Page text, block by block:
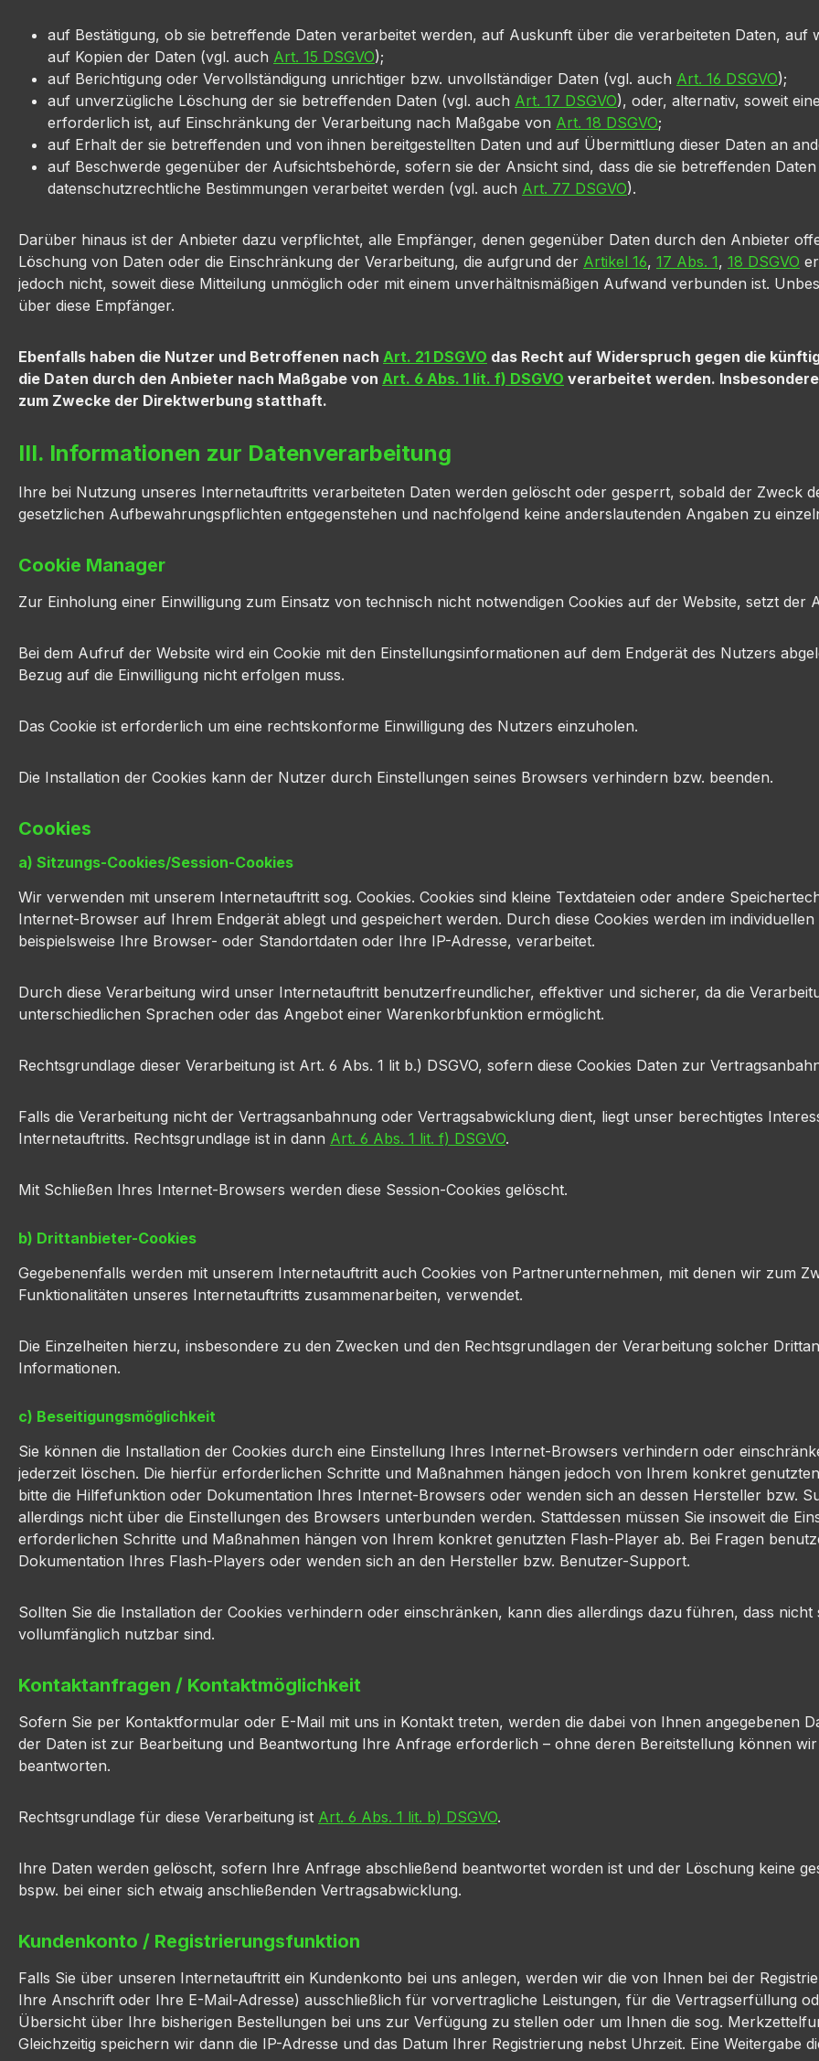
auf Bestätigung, ob sie betreffende Daten verarbeitet werden, auf Auskunft über die verarbeiteten Daten,
auf Kopien der Daten (vgl. auch Art. 15 DSGVO);
auf Berichtigung oder Vervollständigung unrichtiger bzw. unvollständiger Daten (vgl. auch Art. 16 DSGVO);
auf unverzügliche Löschung der sie betreffenden Daten (vgl. auch Art. 17 DSGVO), oder, alternativ, soweit
erforderlich ist, auf Einschränkung der Verarbeitung nach Maßgabe von Art. 18 DSGVO;
auf Erhalt der sie betreffenden und von ihnen bereitgestellten Daten und auf Übermittlung dieser Daten an
auf Beschwerde gegenüber der Aufsichtsbehörde, sofern sie der Ansicht sind, dass die sie betreffenden
datenschutzrechtliche Bestimmungen verarbeitet werden (vgl. auch Art. 77 DSGVO).
Darüber hinaus ist der Anbieter dazu verpflichtet, alle Empfänger, denen gegenüber Daten durch den Anbieter
Löschung von Daten oder die Einschränkung der Verarbeitung, die aufgrund der Artikel 16, 17 Abs. 1, 18 DSGVO
jedoch nicht, soweit diese Mitteilung unmöglich oder mit einem unverhältnismäßigen Aufwand verbunden ist.
über diese Empfänger.
Ebenfalls haben die Nutzer und Betroffenen nach Art. 21 DSGVO das Recht auf Widerspruch gegen die
die Daten durch den Anbieter nach Maßgabe von Art. 6 Abs. 1 lit. f) DSGVO verarbeitet werden.
zum Zwecke der Direktwerbung statthaft.
III. Informationen zur Datenverarbeitung
Ihre bei Nutzung unseres Internetauftritts verarbeiteten Daten werden gelöscht oder gesperrt, sobald der Zweck
gesetzlichen Aufbewahrungspflichten entgegenstehen und nachfolgend keine anderslautenden Angaben zu
Cookie Manager
Zur Einholung einer Einwilligung zum Einsatz von technisch nicht notwendigen Cookies auf der Website, setzt der
Bei dem Aufruf der Website wird ein Cookie mit den Einstellungsinformationen auf dem Endgerät des Nutzers
Bezug auf die Einwilligung nicht erfolgen muss.
Das Cookie ist erforderlich um eine rechtskonforme Einwilligung des Nutzers einzuholen.
Die Installation der Cookies kann der Nutzer durch Einstellungen seines Browsers verhindern bzw. beenden.
Cookies
a) Sitzungs-Cookies/Session-Cookies
Wir verwenden mit unserem Internetauftritt sog. Cookies. Cookies sind kleine Textdateien oder andere
Internet-Browser auf Ihrem Endgerät ablegt und gespeichert werden. Durch diese Cookies werden im
beispielsweise Ihre Browser- oder Standortdaten oder Ihre IP-Adresse, verarbeitet.
Durch diese Verarbeitung wird unser Internetauftritt benutzerfreundlicher, effektiver und sicherer, da die
unterschiedlichen Sprachen oder das Angebot einer Warenkorbfunktion ermöglicht.
Rechtsgrundlage dieser Verarbeitung ist Art. 6 Abs. 1 lit b.) DSGVO, sofern diese Cookies Daten zur
Falls die Verarbeitung nicht der Vertragsanbahnung oder Vertragsabwicklung dient, liegt unser berechtigtes
Internetauftritts. Rechtsgrundlage ist in dann Art. 6 Abs. 1 lit. f) DSGVO.
Mit Schließen Ihres Internet-Browsers werden diese Session-Cookies gelöscht.
b) Drittanbieter-Cookies
Gegebenenfalls werden mit unserem Internetauftritt auch Cookies von Partnerunternehmen, mit denen wir zum
Funktionalitäten unseres Internetauftritts zusammenarbeiten, verwendet.
Die Einzelheiten hierzu, insbesondere zu den Zwecken und den Rechtsgrundlagen der Verarbeitung solcher
Informationen.
c) Beseitigungsmöglichkeit
Sie können die Installation der Cookies durch eine Einstellung Ihres Internet-Browsers verhindern oder
jederzeit löschen. Die hierfür erforderlichen Schritte und Maßnahmen hängen jedoch von Ihrem konkret
bitte die Hilfefunktion oder Dokumentation Ihres Internet-Browsers oder wenden sich an dessen Hersteller bzw.
allerdings nicht über die Einstellungen des Browsers unterbunden werden. Stattdessen müssen Sie insoweit die
erforderlichen Schritte und Maßnahmen hängen von Ihrem konkret genutzten Flash-Player ab. Bei Fragen
Dokumentation Ihres Flash-Players oder wenden sich an den Hersteller bzw. Benutzer-Support.
Sollten Sie die Installation der Cookies verhindern oder einschränken, kann dies allerdings dazu führen, dass
vollumfänglich nutzbar sind.
Kontaktanfragen / Kontaktmöglichkeit
Sofern Sie per Kontaktformular oder E-Mail mit uns in Kontakt treten, werden die dabei von Ihnen angegebenen
der Daten ist zur Bearbeitung und Beantwortung Ihre Anfrage erforderlich – ohne deren Bereitstellung können
beantworten.
Rechtsgrundlage für diese Verarbeitung ist Art. 6 Abs. 1 lit. b) DSGVO.
Ihre Daten werden gelöscht, sofern Ihre Anfrage abschließend beantwortet worden ist und der Löschung keine
bspw. bei einer sich etwaig anschließenden Vertragsabwicklung.
Kundenkonto / Registrierungsfunktion
Falls Sie über unseren Internetauftritt ein Kundenkonto bei uns anlegen, werden wir die von Ihnen bei der
Ihre Anschrift oder Ihre E-Mail-Adresse) ausschließlich für vorvertragliche Leistungen, für die Vertragserfüllung
Übersicht über Ihre bisherigen Bestellungen bei uns zur Verfügung zu stellen oder um Ihnen die sog.
Gleichzeitig speichern wir dann die IP-Adresse und das Datum Ihrer Registrierung nebst Uhrzeit. Eine Weitergabe